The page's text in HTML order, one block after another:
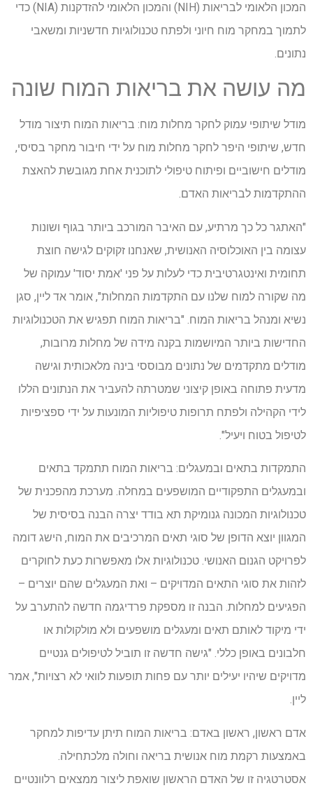
המכון הלאומי לבריאות (NIH) והמכון הלאומי להזדקנות (NIA) כדי
לתמוך במחקר מוח חיוני ולפתח טכנולוגיות חדשניות ומשאבי
נתונים.
מה עושה את בריאות המוח שונה
מודל שיתופי עמוק לחקר מחלות מוח: בריאות המוח תיצור מודל
חדש, שיתופי היפר לחקר מחלות מוח על ידי חיבור מחקר בסיסי,
מודלים חישוביים ופיתוח טיפולי לתוכנית אחת מגובשת להאצת
ההתקדמות לבריאות האדם.
"האתגר כל כך מרתיע, עם האיבר המורכב ביותר בגוף ושונות
עצומה בין האוכלוסיה האנושית, שאנחנו זקוקים לגישה חוצת
תחומית ואינטגרטיבית כדי לעלות על פני 'אמת יסוד' עמוקה של
מה שקורה למוח שלנו עם התקדמות המחלות", אומר אד ליין, סגן
נשיא ומנהל בריאות המוח. "בריאות המוח תפגיש את הטכנולוגיות
החדישות ביותר המיושמות בקנה מידה של מחלות מרובות,
מודלים מתקדמים של נתונים מבוססי בינה מלאכותית וגישה
מדעית פתוחה באופן קיצוני שמטרתה להעביר את הנתונים הללו
לידי הקהילה ולפתח תרופות טיפוליות המונעות על ידי ספציפיות
לטיפול בטוח ויעיל".
התמקדות בתאים ובמעגלים: בריאות המוח תתמקד בתאים
ובמעגלים התפקודיים המושפעים במחלה. מערכת מהפכנית של
טכנולוגיות המכונה גנומיקת תא בודד יצרה הבנה בסיסית של
המגוון יוצא הדופן של סוגי תאים המרכיבים את המוח, הישג דומה
לפרויקט הגנום האנושי. טכנולוגיות אלו מאפשרות כעת לחוקרים
לזהות את סוגי התאים המדויקים – ואת המעגלים שהם יוצרים –
הפגיעים למחלות. הבנה זו מספקת פרדיגמה חדשה להתערב על
ידי מיקוד לאותם תאים ומעגלים מושפעים ולא מולקולות או
חלבונים באופן כללי. "גישה חדשה זו תוביל לטיפולים גנטיים
מדויקים שיהיו יעילים יותר עם פחות תופעות לוואי לא רצויות", אמר
ליין.
אדם ראשון, ראשון באדם: בריאות המוח תיתן עדיפות למחקר
באמצעות רקמת מוח אנושית בריאה וחולה מלכתחילה.
אסטרטגיה זו של האדם הראשון שואפת ליצור ממצאים רלוונטיים